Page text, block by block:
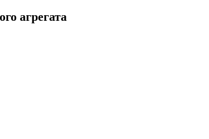
агрегата